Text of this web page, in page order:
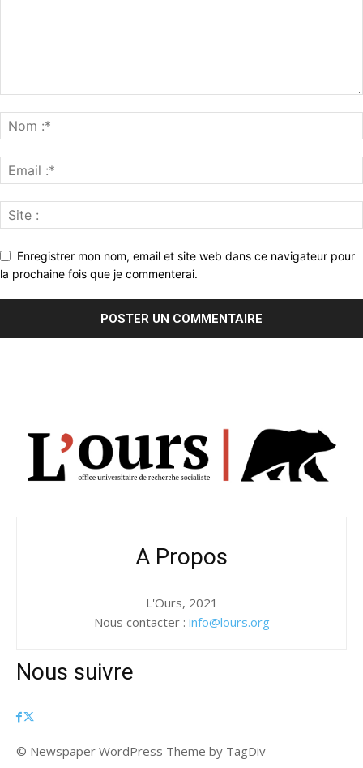
Enregistrer mon nom, email et site web dans ce navigateur pour
la prochaine fois que je commenterai.
A Propos
L'Ours, 2021
Nous contacter : info@lours.org
Nous suivre
© Newspaper WordPress Theme by TagDiv